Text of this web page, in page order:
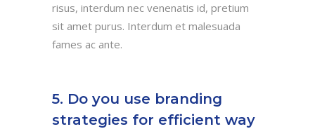
risus, interdum nec venenatis id, pretium
sit amet purus. Interdum et malesuada
fames ac ante.
5. Do you use branding
strategies for efficient way